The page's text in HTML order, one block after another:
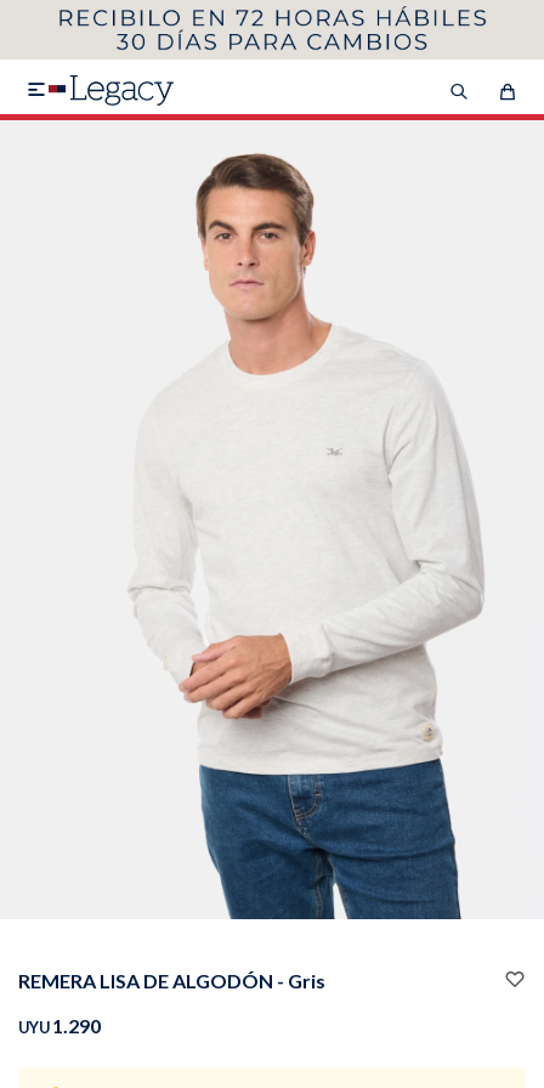

REMERA LISA DE ALGODÓN - Gris
UYU1.290
MI CUENTA
VER COLECCIÓN DE HOMBRE
SEGUNDA 50%
Pantalones
Chalecos
Canguros Jeans